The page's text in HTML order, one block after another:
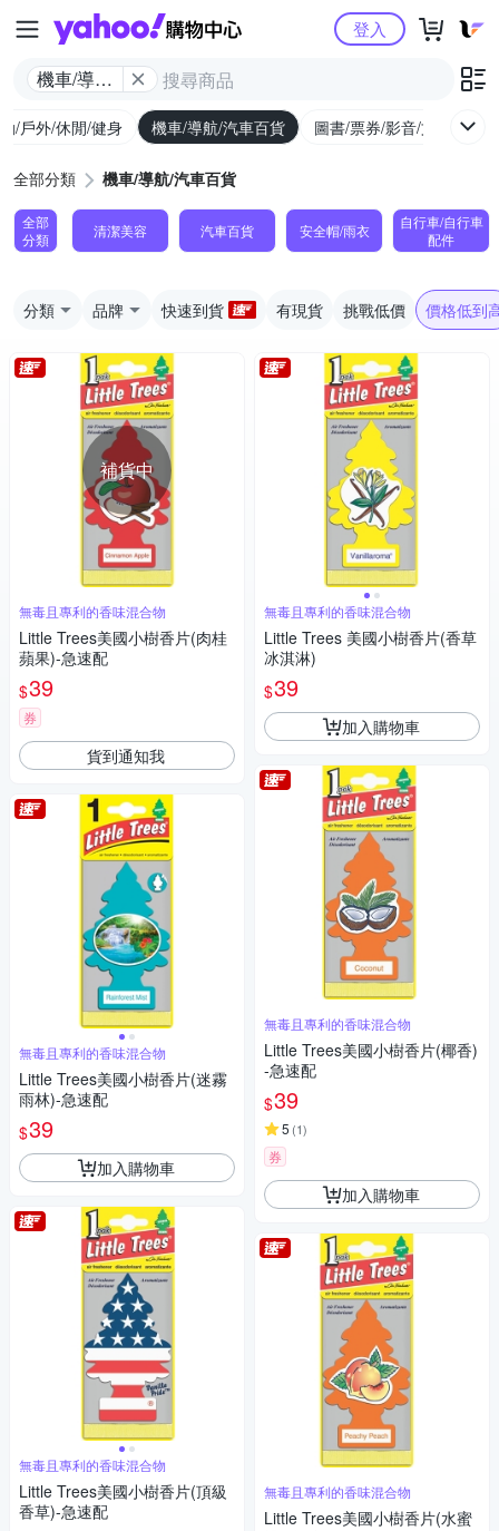
Yahoo購物中心
機車/導航/
登入
/戶外/休閒/健身 機車/導航/汽車百貨 圖書/票券/影音/文具
全部分類 機車/導航/汽車百貨
全部
分類
清潔美容 汽車百貨 安全帽/雨衣
自行車/自行車
配件
分類 品牌 快速到貨 有現貨 挑戰低價 價格低到
補貨中
無毒且專利的香味混合物
Little Trees美國小樹香片(肉桂
蘋果)-急速配
$39
券
貨到通知我
無毒且專利的香味混合物
Little Trees美國小樹香片(迷霧
雨林)-急速配
$39
加入購物車
無毒且專利的香味混合物
Little Trees美國小樹香片(頂級
香草)-急速配
無毒且專利的香味混合物
Little Trees 美國小樹香片(香草
冰淇淋)
$39
加入購物車
無毒且專利的香味混合物
Little Trees美國小樹香片(椰香)
-急速配
$39
5 (1)
券
加入購物車
無毒且專利的香味混合物
Little Trees美國小樹香片(水蜜